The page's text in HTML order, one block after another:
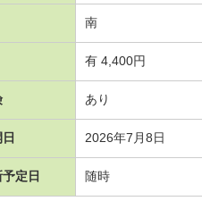
南
有 4,400円
あり
2026年7月8日
定日 随時